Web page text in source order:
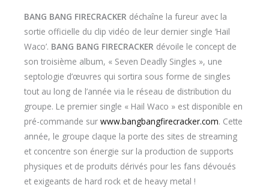
BANG BANG FIRECRACKER déchaîne la fureur avec la
sortie officielle du clip vidéo de leur dernier single ‘Hail
Waco’. BANG BANG FIRECRACKER dévoile le concept de
son troisième album, « Seven Deadly Singles », une
septologie d’œuvres qui sortira sous forme de singles
tout au long de l’année via le réseau de distribution du
groupe. Le premier single « Hail Waco » est disponible en
pré-commande sur www.bangbangfirecracker.com. Cette
année, le groupe claque la porte des sites de streaming
et concentre son énergie sur la production de supports
physiques et de produits dérivés pour les fans dévoués
et exigeants de hard rock et de heavy metal !